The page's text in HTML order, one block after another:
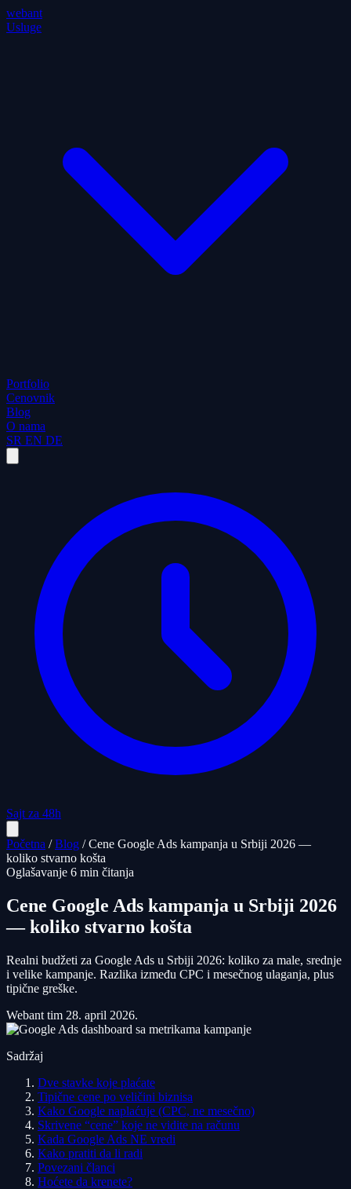
webant
Usluge
Portfolio
Cenovnik
Blog
O nama
SR EN DE
Sajt za 48h
Početna / Blog / Cene Google Ads kampanja u Srbiji 2026 —
koliko stvarno košta
Oglašavanje 6 min čitanja
Cene Google Ads kampanja u Srbiji 2026
— koliko stvarno košta
Realni budžeti za Google Ads u Srbiji 2026: koliko za male, srednje
i velike kampanje. Razlika između CPC i mesečnog ulaganja, plus
tipične greške.
Webant tim 28. april 2026.
Sadržaj
Dve stavke koje plaćate
Tipične cene po veličini biznisa
Kako Google naplaćuje (CPC, ne mesečno)
Skrivene “cene” koje ne vidite na računu
Kada Google Ads NE vredi
Kako pratiti da li radi
Povezani članci
Hoćete da krenete?